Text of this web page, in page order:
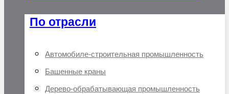
По отрасли
Автомобиле-строительная промышленность
Башенные краны
Дерево-обрабатывающая промышленность